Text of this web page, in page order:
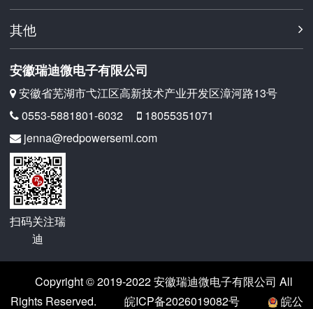
其他
安徽瑞迪微电子有限公司
安徽省芜湖市弋江区高新技术产业开发区漳河路13号
0553-5881801-6032
18055351071
jenna@redpowersemi.com
扫码关注瑞
迪
Copyright © 2019-2022 安徽瑞迪微电子有限公司 All
Rights Reserved.
皖ICP备2026019082号 皖公